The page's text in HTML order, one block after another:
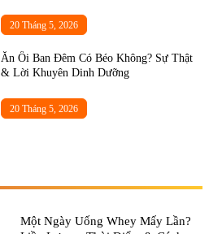
20 Tháng 5, 2026
Ăn Ổi Ban Đêm Có Béo Không? Sự Thật
& Lời Khuyên Dinh Dưỡng
20 Tháng 5, 2026
Một Ngày Uống Whey Mấy Lần?